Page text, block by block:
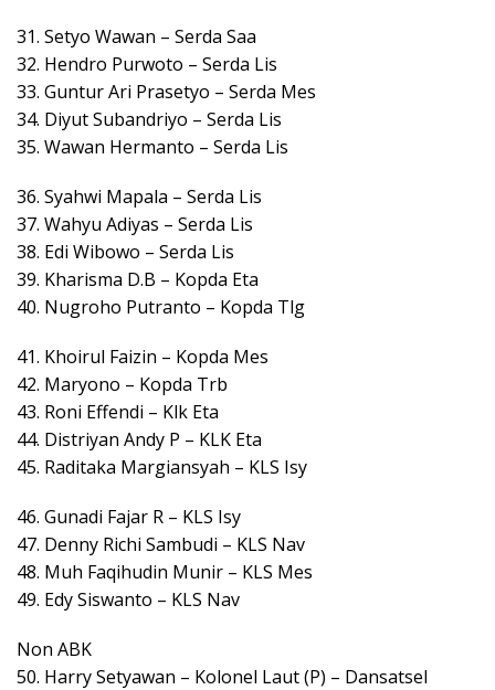
31. Setyo Wawan – Serda Saa
32. Hendro Purwoto – Serda Lis
33. Guntur Ari Prasetyo – Serda Mes
34. Diyut Subandriyo – Serda Lis
35. Wawan Hermanto – Serda Lis
36. Syahwi Mapala – Serda Lis
37. Wahyu Adiyas – Serda Lis
38. Edi Wibowo – Serda Lis
39. Kharisma D.B – Kopda Eta
40. Nugroho Putranto – Kopda Tlg
41. Khoirul Faizin – Kopda Mes
42. Maryono – Kopda Trb
43. Roni Effendi – Klk Eta
44. Distriyan Andy P – KLK Eta
45. Raditaka Margiansyah – KLS Isy
46. Gunadi Fajar R – KLS Isy
47. Denny Richi Sambudi – KLS Nav
48. Muh Faqihudin Munir – KLS Mes
49. Edy Siswanto – KLS Nav
Non ABK
50. Harry Setyawan – Kolonel Laut (P) – Dansatsel